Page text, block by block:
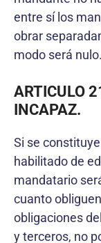
entre sí los
obrar
modo será nulo.
ARTICULO
INCAPAZ.
Si se
habilitado de
mandatario
cuanto
obligaciones
y terceros, no